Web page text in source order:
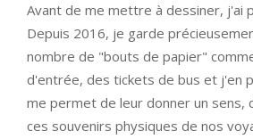
Avant de me mettre à dessiner, j'ai
Depuis 2016, je garde
nombre de "bouts de papier"
d'entrée, des tickets de bus et j'en
me permet de leur donner un sens,
ces souvenirs physiques de nos